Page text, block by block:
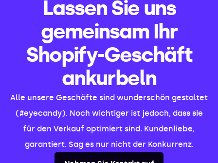
Lassen Sie uns
gemeinsam Ihr
Shopify-Geschäft
ankurbeln
Alle unsere Geschäfte sind wunderschön gestaltet
(#eyecandy). Noch wichtiger ist jedoch, dass sie
für den Verkauf optimiert sind. Kundenliebe,
garantiert. Sag es nur nicht der Konkurrenz.